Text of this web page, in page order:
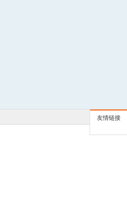
友情链接